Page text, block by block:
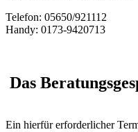
Telefon: 05650/921112
Handy: 0173-9420713
Das
Ein hierfür erforderlicher